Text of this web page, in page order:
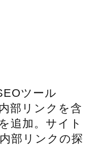
ツール
部リンクを含
追加。サイト
部リンクの探